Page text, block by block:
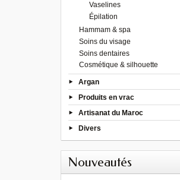
Vaselines
Épilation
Hammam & spa
Soins du visage
Soins dentaires
Cosmétique & silhouette
Argan
Produits en vrac
Artisanat du Maroc
Divers
Nouveautés